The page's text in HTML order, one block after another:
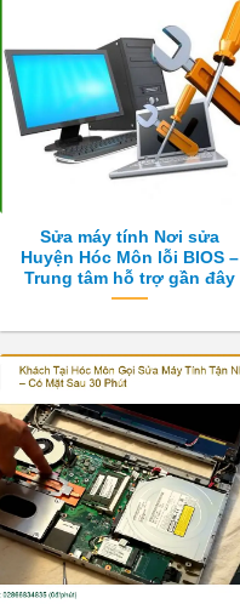
Sửa máy tính Nơi sửa
Huyện Hóc Môn lỗi BIOS –
Trung tâm hỗ trợ gần đây